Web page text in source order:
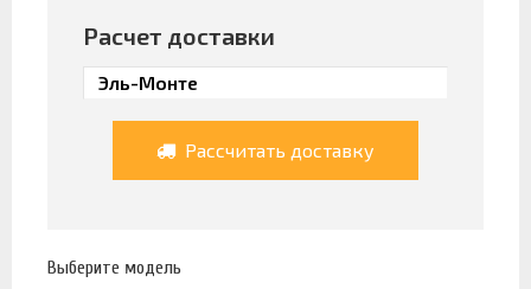
Расчет доставки
Рассчитать доставку
Выберите модель